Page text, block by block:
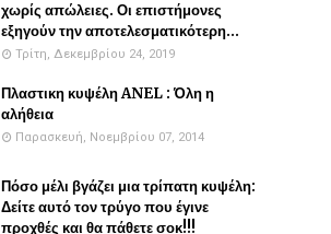
χωρίς απώλειες. Οι επιστήμονες
εξηγούν την αποτελεσματικότερη...
Τρίτη, Δεκεμβρίου 24, 2019
Πλαστικη κυψέλη ANEL : Όλη η
αλήθεια
Παρασκευή, Νοεμβρίου 07, 2014
Πόσο μέλι βγάζει μια τρίπατη κυψέλη:
Δείτε αυτό τον τρύγο που έγινε
προχθές και θα πάθετε σοκ!!!